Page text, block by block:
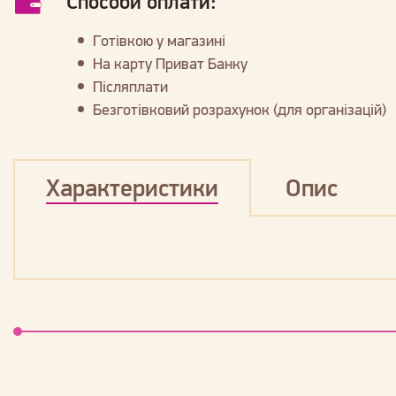
Готівкою у магазині
На карту Приват Банку
Післяплати
Безготівковий розрахунок (для організацій)
Характеристики Опис